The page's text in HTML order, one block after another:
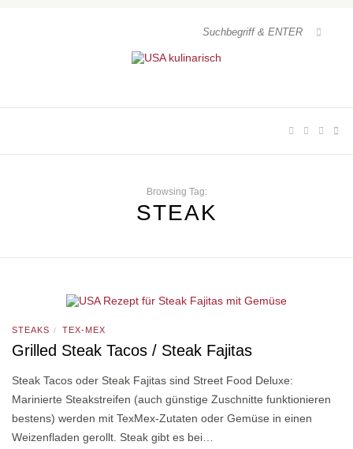
Browsing Tag:
STEAK
STEAKS / TEX-MEX
Grilled Steak Tacos / Steak Fajitas
Steak Tacos oder Steak Fajitas sind Street Food Deluxe:
Marinierte Steakstreifen (auch günstige Zuschnitte funktionieren
bestens) werden mit TexMex-Zutaten oder Gemüse in einen
Weizenfladen gerollt. Steak gibt es bei…